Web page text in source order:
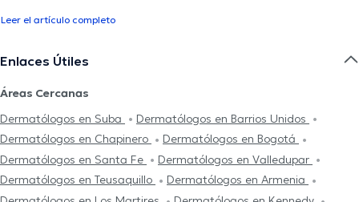
Leer el artículo completo
Enlaces Útiles
Áreas Cercanas
Dermatólogos en Suba
Dermatólogos en Barrios Unidos
Dermatólogos en Chapinero
Dermatólogos en Bogotá
Dermatólogos en Santa Fe
Dermatólogos en Valledupar
Dermatólogos en Teusaquillo
Dermatólogos en Armenia